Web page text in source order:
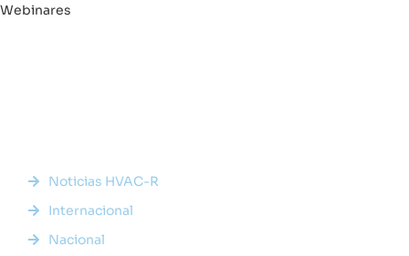
Webinares
Noticias HVAC-R
Internacional
Nacional